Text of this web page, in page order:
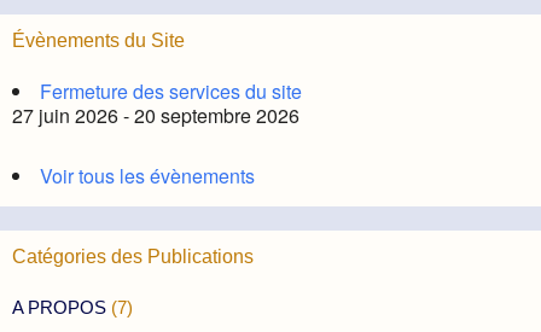
Évènements du Site
Fermeture des services du site
27 juin 2026 - 20 septembre 2026
Voir tous les évènements
Catégories des Publications
A PROPOS (7)